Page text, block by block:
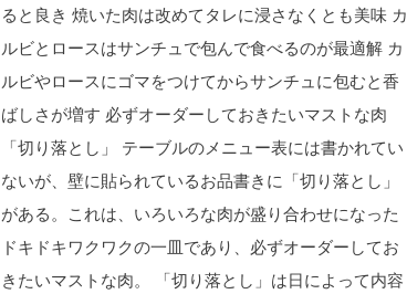
ると良き 焼いた肉は改めてタレに浸さなくとも美味 カ
ルビとロースはサンチュで包んで食べるのが最適解 カ
ルビやロースにゴマをつけてからサンチュに包むと香
ばしさが増す 必ずオーダーしておきたいマストな肉
「切り落とし」 テーブルのメニュー表には書かれてい
ないが、壁に貼られているお品書きに「切り落とし」
がある。これは、いろいろな肉が盛り合わせになった
ドキドキワクワクの一皿であり、必ずオーダーしてお
きたいマストな肉。 「切り落とし」は日によって内容